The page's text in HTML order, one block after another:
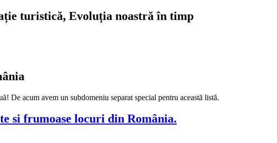
turistică, Evoluția noastră în timp
De acum avem un subdomeniu separat special pentru această listă.
si frumoase locuri din România.